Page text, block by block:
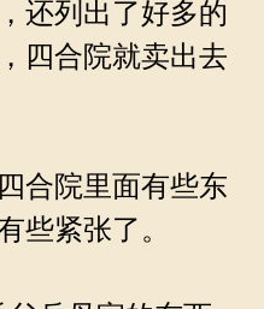
还列出了好多的
四合院就卖出去
合院里面有些东
些紧张了。